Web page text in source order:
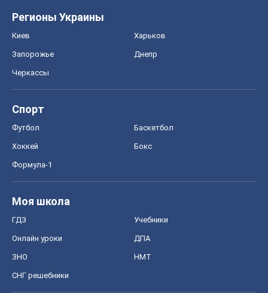
Регионы Украины
Киев Харьков
Запорожье Днепр
Черкассы
Спорт
Футбол Баскетбол
Хоккей Бокс
Формула-1
Моя школа
ГДЗ Учебники
Онлайн уроки ДПА
ЗНО НМТ
СНГ решебники